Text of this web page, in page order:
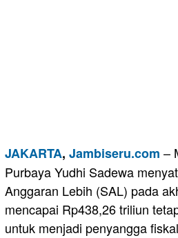
JAKARTA, Jambiseru.com –
Purbaya Yudhi Sadewa
Anggaran Lebih (SAL) pada
mencapai Rp438,26 triliun
untuk menjadi penyangga